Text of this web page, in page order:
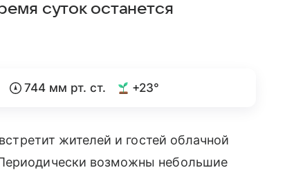
суток останется
744 мм рт. ст. +23°
жителей и гостей облачной
возможны небольшие